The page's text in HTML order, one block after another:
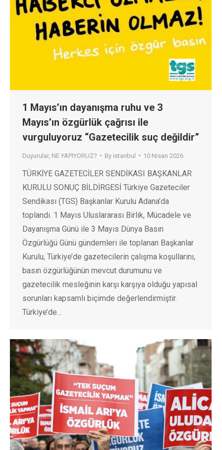
1 Mayıs’ın dayanışma ruhu ve 3
Mayıs’ın özgürlük çağrısı ile
vurguluyoruz “Gazetecilik suç değildir”
Duyurular, NE YAPIYORUZ? By istanbul 10 Nisan 2026
TÜRKİYE GAZETECİLER SENDİKASI BAŞKANLAR
KURULU SONUÇ BİLDİRGESİ Türkiye Gazeteciler
Sendikası (TGS) Başkanlar Kurulu Adana’da
toplandı. 1 Mayıs Uluslararası Birlik, Mücadele ve
Dayanışma Günü ile 3 Mayıs Dünya Basın
Özgürlüğü Günü gündemleri ile toplanan Başkanlar
Kurulu, Türkiye’de gazetecilerin çalışma koşullarını,
basın özgürlüğünün mevcut durumunu ve
gazetecilik mesleğinin karşı karşıya olduğu yapısal
sorunları kapsamlı biçimde değerlendirmiştir.
Türkiye’de…